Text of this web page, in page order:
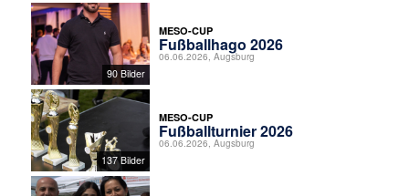
90 Bilder
MESO-CUP
Fußballhago 2026
06.06.2026, Augsburg
137 Bilder
MESO-CUP
Fußballturnier 2026
06.06.2026, Augsburg